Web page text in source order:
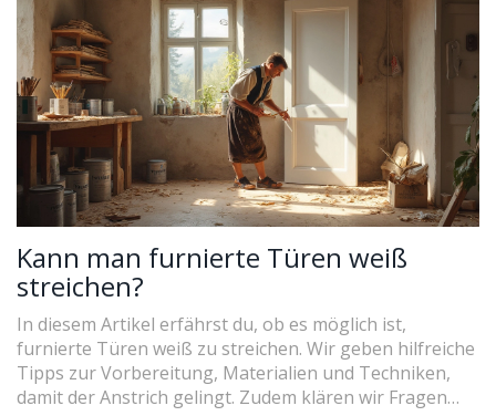
Kann man furnierte Türen weiß
streichen?
In diesem Artikel erfährst du, ob es möglich ist,
furnierte Türen weiß zu streichen. Wir geben hilfreiche
Tipps zur Vorbereitung, Materialien und Techniken,
damit der Anstrich gelingt. Zudem klären wir Fragen